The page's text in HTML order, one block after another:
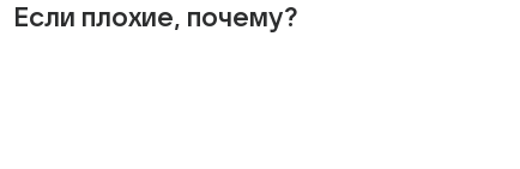
Если плохие, почему?